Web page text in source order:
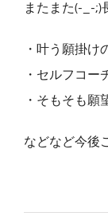
またまた(-_-;)
・叶う願掛け
・セルフコー
・そもそも願
などなど今後